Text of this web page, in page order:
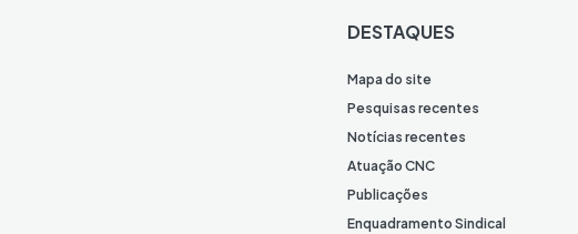
DESTAQUES
Mapa do site
Pesquisas recentes
Notícias recentes
Atuação CNC
Publicações
Enquadramento Sindical